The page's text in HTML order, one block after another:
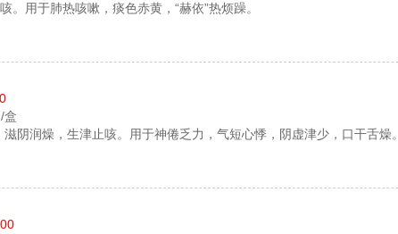
。用于肺热咳嗽，痰色赤黄，“赫依”热烦躁。
盒
阴润燥，生津止咳。用于神倦乏力，气短心悸，阴虚津少，口干舌燥。